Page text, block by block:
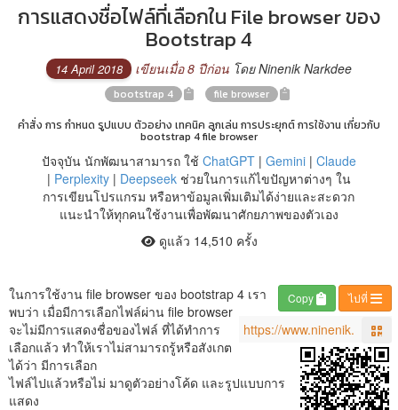
การแสดงชื่อไฟล์ที่เลือกใน File browser ของ
Bootstrap 4
14 April 2018 เขียนเมื่อ 8 ปีก่อน โดย Ninenik Narkdee
bootstrap 4
file browser
คำสั่ง การ กำหนด รูปแบบ ตัวอย่าง เทคนิค ลูกเล่น การประยุกต์ การใช้งาน เกี่ยวกับ
bootstrap 4 file browser
ปัจจุบัน นักพัฒนาสามารถ ใช้ ChatGPT| Gemini| Claude
| Perplexity| Deepseekช่วยในการแก้ไขปัญหาต่างๆ ใน
การเขียนโปรแกรม หรือหาข้อมูลเพิ่มเติมได้ง่ายและสะดวก
แนะนำให้ทุกคนใช้งานเพื่อพัฒนาศักยภาพของตัวเอง
ดูแล้ว 14,510 ครั้ง
ไปที่
Copy
ในการใช้งาน file browser ของ bootstrap 4 เรา
พบว่า เมื่อมีการเลือกไฟล์ผ่าน file browser
จะไม่มีการแสดงชื่อของไฟล์ ที่ได้ทำการ
เลือกแล้ว ทำให้เราไม่สามารถรู้หรือสังเกต
ได้ว่า มีการเลือก
ไฟล์ไปแล้วหรือไม่ มาดูตัวอย่างโค้ด และรูปแบบการ
แสดง